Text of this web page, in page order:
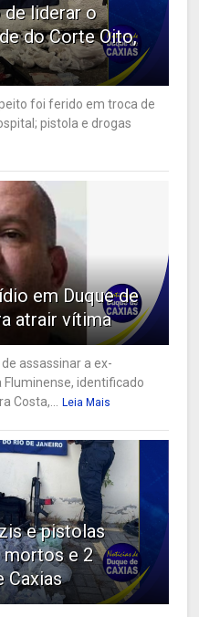
de liderar o
do Corte Oito,
foi ferido em troca de
pistola e drogas
em Duque de
atrair vítima
de assassinar a ex-
identificado
Costa,...
Leia Mais
e pistolas
mortos e 2
Caxias